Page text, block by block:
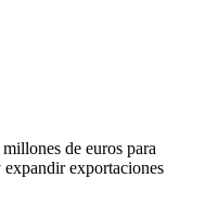
de euros para
exportaciones